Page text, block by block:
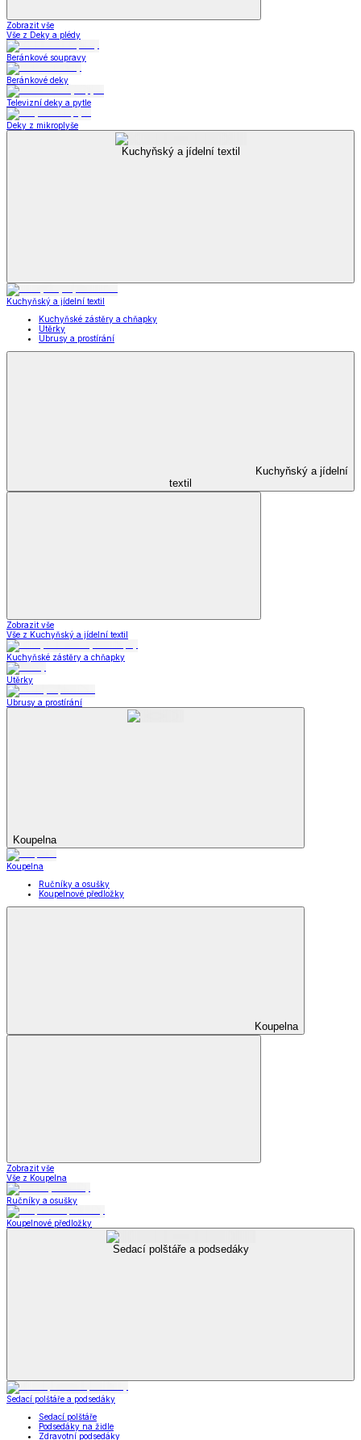
Zobrazit vše
Vše z Deky a plédy
Beránkové soupravy
Beránkové deky
Televizní deky a pytle
Deky z mikroplyše
Kuchyňský a jídelní textil
Kuchyňský a jídelní textil
Kuchyňské zástěry a chňapky
Utěrky
Ubrusy a prostírání
Kuchyňský a jídelní
textil
Zobrazit vše
Vše z Kuchyňský a jídelní textil
Kuchyňské zástěry a chňapky
Utěrky
Ubrusy a prostírání
Koupelna
Koupelna
Ručníky a osušky
Koupelnové předložky
Koupelna
Zobrazit vše
Vše z Koupelna
Ručníky a osušky
Koupelnové předložky
Sedací polštáře a podsedáky
Sedací polštáře a podsedáky
Sedací polštáře
Podsedáky na židle
Zdravotní podsedáky